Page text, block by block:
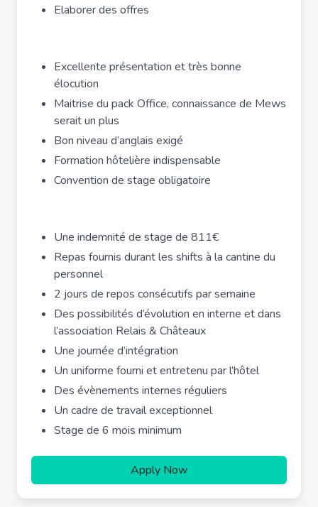
Elaborer des offres
Excellente présentation et très bonne
élocution
Maitrise du pack Office, connaissance de Mews
serait un plus
Bon niveau d’anglais exigé
Formation hôtelière indispensable
Convention de stage obligatoire
Une indemnité de stage de 811€
Repas fournis durant les shifts à la cantine du
personnel
2 jours de repos consécutifs par semaine
Des possibilités d’évolution en interne et dans
l’association Relais & Châteaux
Une journée d’intégration
Un uniforme fourni et entretenu par l’hôtel
Des évènements internes réguliers
Un cadre de travail exceptionnel
Stage de 6 mois minimum
Apply Now